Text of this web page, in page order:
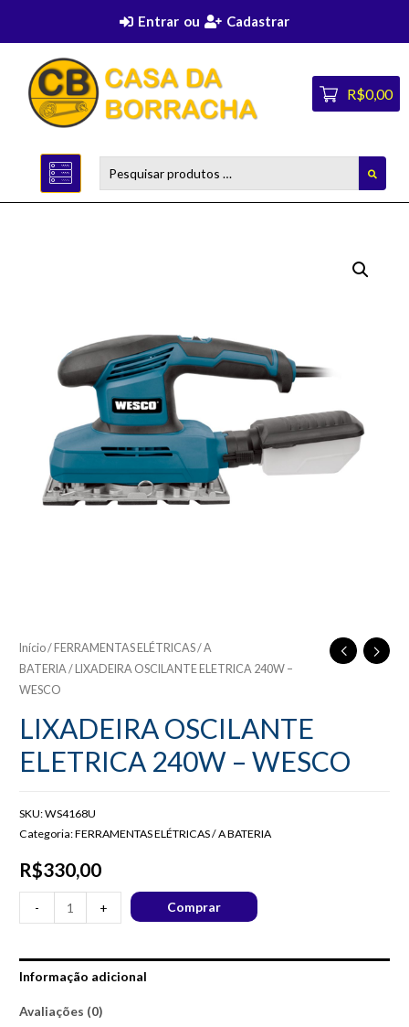
Entrar ou Cadastrar
R$0,00
Início/FERRAMENTAS ELÉTRICAS / A
BATERIA / LIXADEIRA OSCILANTE ELETRICA 240W –
WESCO
LIXADEIRA OSCILANTE
ELETRICA 240W – WESCO
SKU:WS4168U
Categoria:FERRAMENTAS ELÉTRICAS / A BATERIA
R$330,00
- + Comprar
Informação adicional
Avaliações (0)